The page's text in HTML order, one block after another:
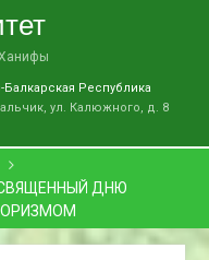
Республика
ул. Калюжного, д. 8
ДНЮ